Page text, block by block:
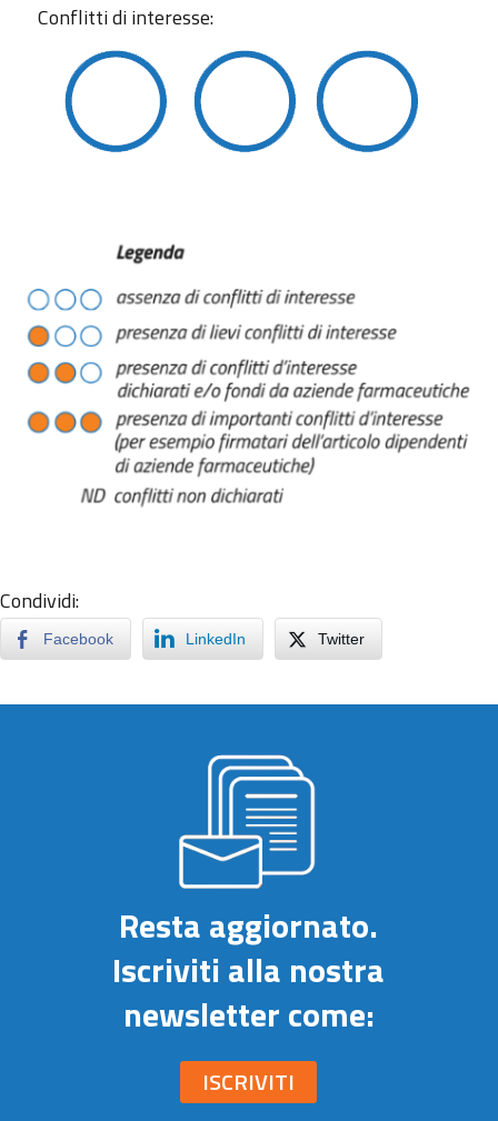
Conflitti di interesse:
Condividi:
Facebook LinkedIn Twitter
Resta aggiornato.
Iscriviti alla nostra
newsletter come:
ISCRIVITI